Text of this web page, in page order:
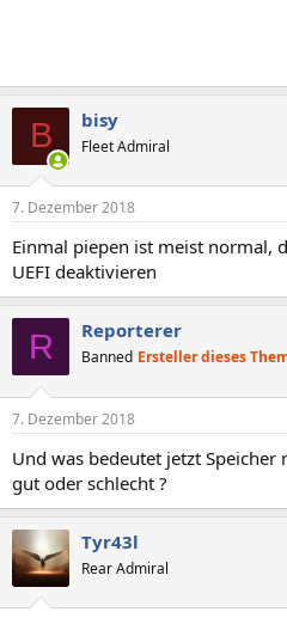
B bisy
Fleet Admiral
7. Dezember 2018
Einmal piepen ist meist normal,
UEFI deaktivieren
R Reporterer
Banned Ersteller dieses
7. Dezember 2018
Und was bedeutet jetzt Speicher
gut oder schlecht ?
Tyr43l
Rear Admiral